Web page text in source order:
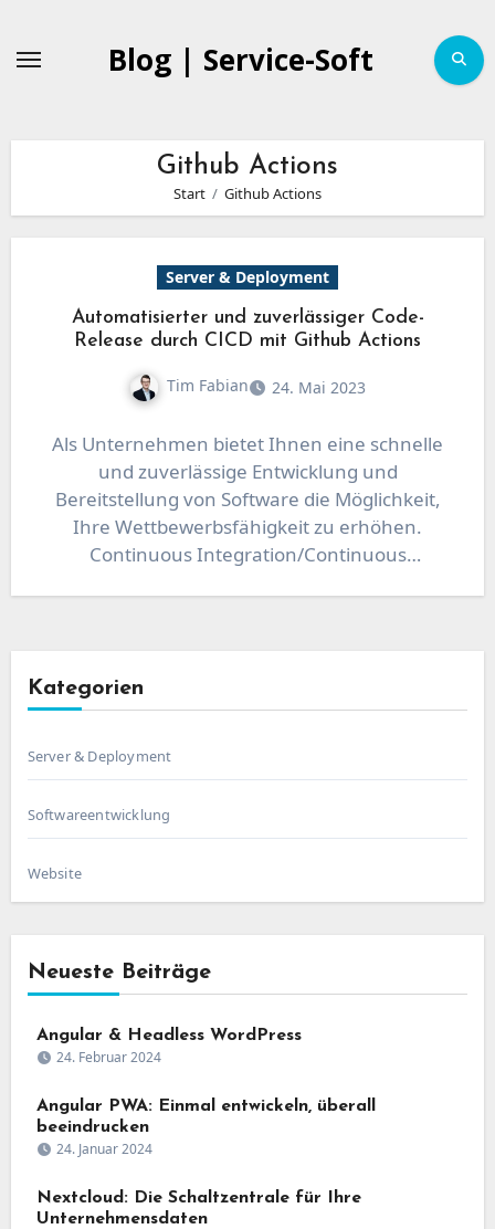
springen
Blog | Service-Soft
Github Actions
Start Github Actions
Server & Deployment
Automatisierter und zuverlässiger Code-
Release durch CICD mit Github Actions
Tim Fabian 24. Mai 2023
Als Unternehmen bietet Ihnen eine schnelle
und zuverlässige Entwicklung und
Bereitstellung von Software die Möglichkeit,
Ihre Wettbewerbsfähigkeit zu erhöhen.
Continuous Integration/Continuous
Kategorien
Server & Deployment
Softwareentwicklung
Website
Neueste Beiträge
Angular & Headless WordPress
24. Februar 2024
Angular PWA: Einmal entwickeln, überall
beeindrucken
24. Januar 2024
Nextcloud: Die Schaltzentrale für Ihre
Unternehmensdaten